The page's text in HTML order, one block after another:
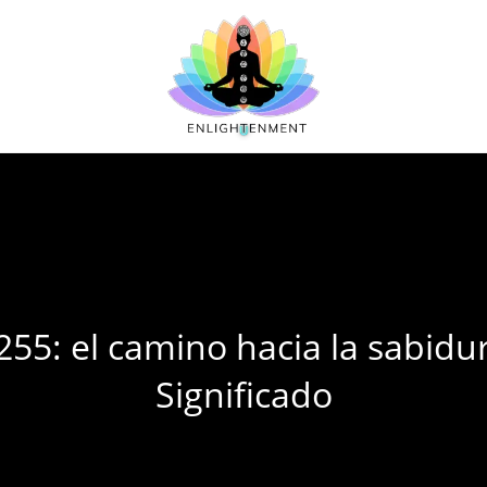
el camino hacia la
Significado